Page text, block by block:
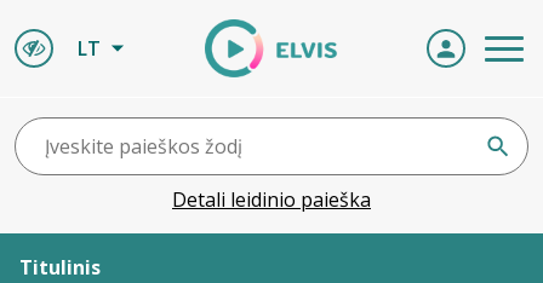
LT
Detali leidinio paieška
Titulinis